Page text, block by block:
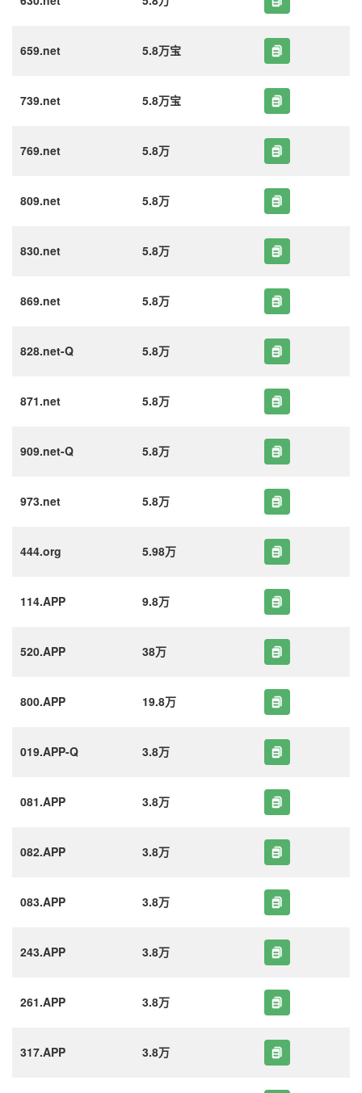
659.net 5.8万宝
739.net 5.8万宝
769.net 5.8万
809.net 5.8万
830.net 5.8万
869.net 5.8万
828.net-Q 5.8万
871.net 5.8万
909.net-Q 5.8万
973.net 5.8万
444.org 5.98万
114.APP 9.8万
520.APP 38万
800.APP 19.8万
019.APP-Q 3.8万
081.APP 3.8万
082.APP 3.8万
083.APP 3.8万
243.APP 3.8万
261.APP 3.8万
317.APP 3.8万